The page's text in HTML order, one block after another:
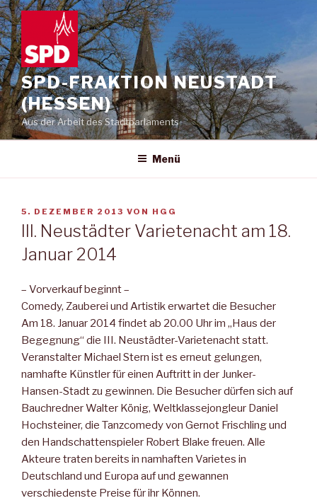
Zum
Inhalt
springen
SPD-FRAKTION NEUSTADT
(HESSEN)
Aus der Arbeit des Stadtparlaments
Menü
VERÖFFENTLICHT
AM
5. DEZEMBER 2013 VON HGG
III. Neustädter Varietenacht am 18.
Januar 2014
– Vorverkauf beginnt –
Comedy, Zauberei und Artistik erwartet die Besucher
Am 18. Januar 2014 findet ab 20.00 Uhr im „Haus der
Begegnung“ die III. Neustädter-Varietenacht statt.
Veranstalter Michael Stern ist es erneut gelungen,
namhafte Künstler für einen Auftritt in der Junker-
Hansen-Stadt zu gewinnen. Die Besucher dürfen sich auf
Bauchredner Walter König, Weltklassejongleur Daniel
Hochsteiner, die Tanzcomedy von Gernot Frischling und
den Handschattenspieler Robert Blake freuen. Alle
Akteure traten bereits in namhaften Varietes in
Deutschland und Europa auf und gewannen
verschiedenste Preise für ihr Können.